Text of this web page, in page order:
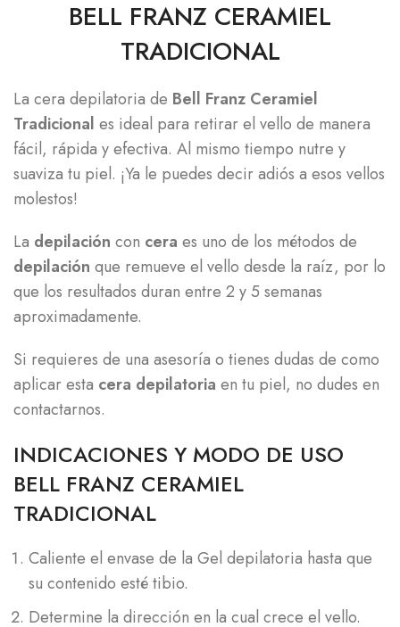
BELL FRANZ CERAMIEL
TRADICIONAL
La cera depilatoria de Bell Franz Ceramiel
Tradicional es ideal para retirar el vello de manera
fácil, rápida y efectiva. Al mismo tiempo nutre y
suaviza tu piel. ¡Ya le puedes decir adiós a esos vellos
molestos!
La depilación con cera es uno de los métodos de
depilación que remueve el vello desde la raíz, por lo
que los resultados duran entre 2 y 5 semanas
aproximadamente.
Si requieres de una asesoría o tienes dudas de como
aplicar esta cera depilatoria en tu piel, no dudes en
contactarnos.
INDICACIONES Y MODO DE USO
BELL FRANZ CERAMIEL
TRADICIONAL
Caliente el envase de la Gel depilatoria hasta que
su contenido esté tibio.
Determine la dirección en la cual crece el vello.